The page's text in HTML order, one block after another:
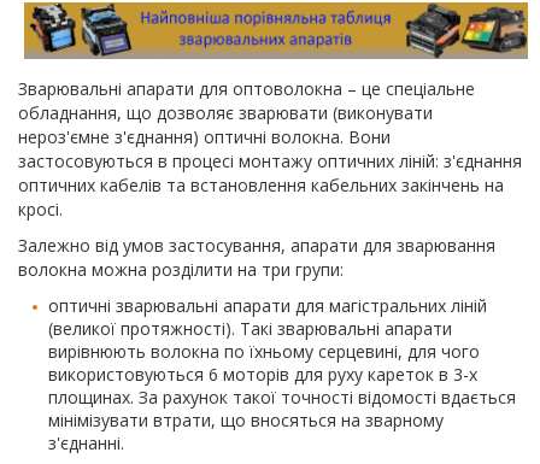
Зварювальні апарати для оптоволокна – це спеціальне
обладнання, що дозволяє зварювати (виконувати
нероз'ємне з'єднання) оптичні волокна. Вони
застосовуються в процесі монтажу оптичних ліній: з'єднання
оптичних кабелів та встановлення кабельних закінчень на
кросі.
Залежно від умов застосування, апарати для зварювання
волокна можна розділити на три групи:
оптичні зварювальні апарати для магістральних ліній
(великої протяжності). Такі зварювальні апарати
вирівнюють волокна по їхньому серцевині, для чого
використовуються 6 моторів для руху кареток в 3-х
площинах. За рахунок такої точності відомості вдається
мінімізувати втрати, що вносяться на зварному
з'єднанні.